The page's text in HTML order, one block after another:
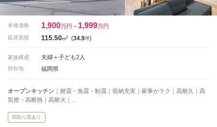
本体価格 1,900万円 ～ 1,999万円
延床面積 115.50m2 (34.9坪)
家族構成 夫婦＋子ども2人
所在地 福岡県
オープンキッチン ｜耐震・免震・制震｜収納充実｜家事がラク｜高耐久｜高
気密・高断熱｜高耐火｜…
間取り図あり